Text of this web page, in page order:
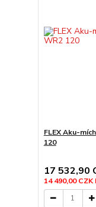
FLEX Aku-
120
17 532,90
14 490,00 CZK